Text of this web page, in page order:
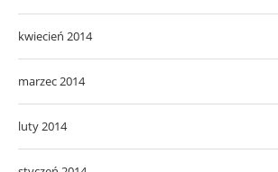
kwiecień 2014
marzec 2014
luty 2014